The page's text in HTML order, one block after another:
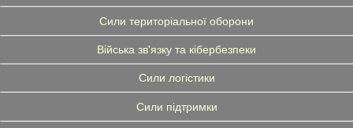
Сили територіальної оборони
Війська зв'язку та кібербезпеки
Сили логістики
Сили підтримки